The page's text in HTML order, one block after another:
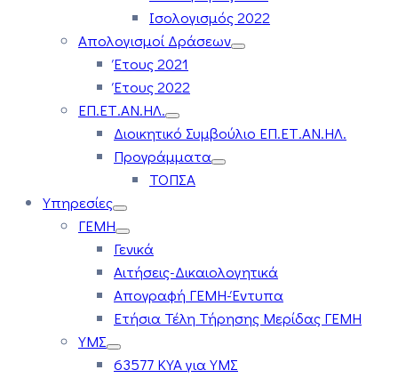
Ισολογισμός 2022
Απολογισμοί Δράσεων
Έτους 2021
Έτους 2022
ΕΠ.ΕΤ.ΑΝ.ΗΛ.
Διοικητικό Συμβούλιο ΕΠ.ΕΤ.ΑΝ.ΗΛ.
Προγράμματα
ΤΟΠΣΑ
Υπηρεσίες
ΓΕΜΗ
Γενικά
Αιτήσεις-Δικαιολογητικά
Απογραφή ΓΕΜΗ-Έντυπα
Ετήσια Τέλη Τήρησης Μερίδας ΓΕΜΗ
ΥΜΣ
63577 ΚΥΑ για ΥΜΣ